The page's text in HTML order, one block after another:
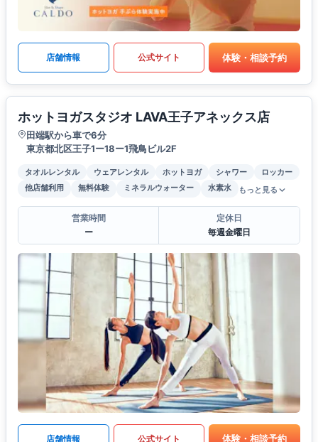
店舗情報 公式サイト 体験・相談予約
ホットヨガスタジオ LAVA王子アネックス店
田端駅から車で6分
東京都北区王子1ー18ー1飛鳥ビル2F
タオルレンタル ウェアレンタル ホットヨガ シャワー
ロッカー
他店舗利用
無料体験 ミネラルウォーター 水素水 もっと見る
営業時間
ー
定休日
毎週金曜日
店舗情報 公式サイト 体験・相談予約